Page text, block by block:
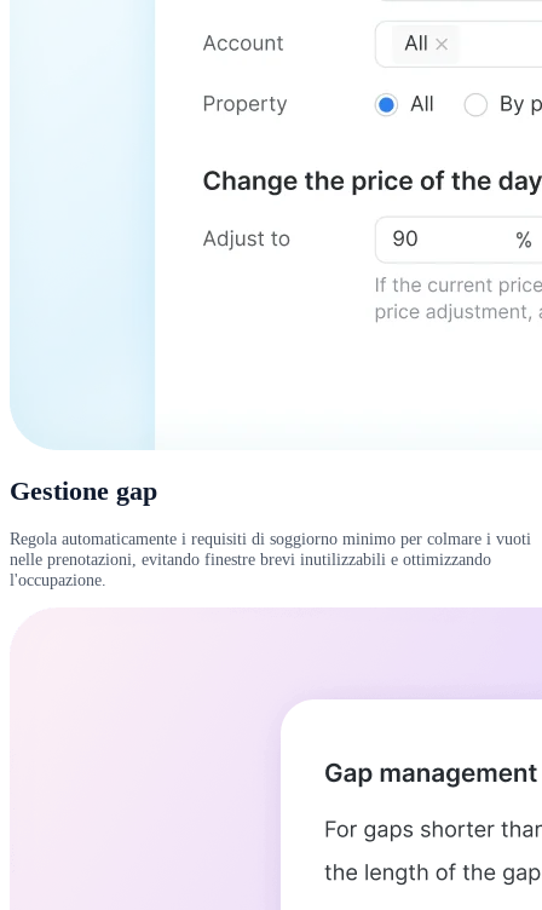
Gestione gap
Regola automaticamente i requisiti di soggiorno minimo per colmare i vuoti
nelle prenotazioni, evitando finestre brevi inutilizzabili e ottimizzando
l'occupazione.